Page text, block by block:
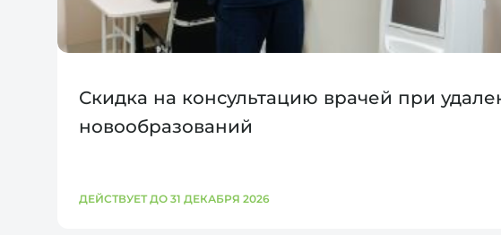
Скидка на консультацию врачей при
новообразований
ДЕЙСТВУЕТ ДО 31 ДЕКАБРЯ 2026